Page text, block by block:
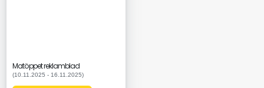
Matöppet reklamblad
(10.11.2025 - 16.11.2025)